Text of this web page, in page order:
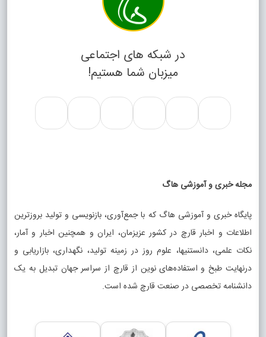
در شبکه های اجتماعی
میزبان شما هستیم!
مجله خبری و آموزشی هاگ
پایگاه خبری و آموزشی هاگ که با جمع‌آوری، بازنویسی و تولید بروزترین
اطلاعات و اخبار قارچ در کشور عزیزمان، ایران و همچنین اخبار و آمار،
نکات علمی، دانستنیها، علوم روز در زمینه تولید، نگهداری، بازاریابی و
درنهایت طبخ و استفاده‌های نوین از قارچ از سراسر جهان تبدیل به یک
دانشنامه تخصصی در صنعت قارچ شده است.